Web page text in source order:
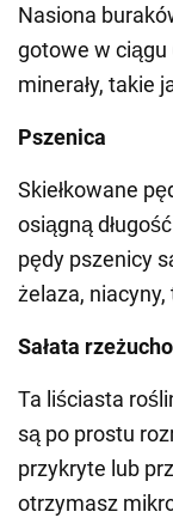
Nasiona
gotowe w ciągu
minerały, takie
Pszenica
Skiełkowane
osiągną
pędy pszenicy
żelaza,
Sałata
Ta liściasta
są po prostu
przykryte lub
otrzymasz